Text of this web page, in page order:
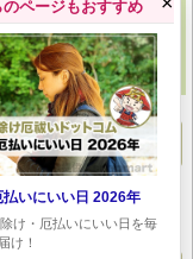
す。許可なく内容・
ート一覧はこちら
のページもおすすめ
払いにいい日 2026年
け・厄払いにいい日を毎
け！